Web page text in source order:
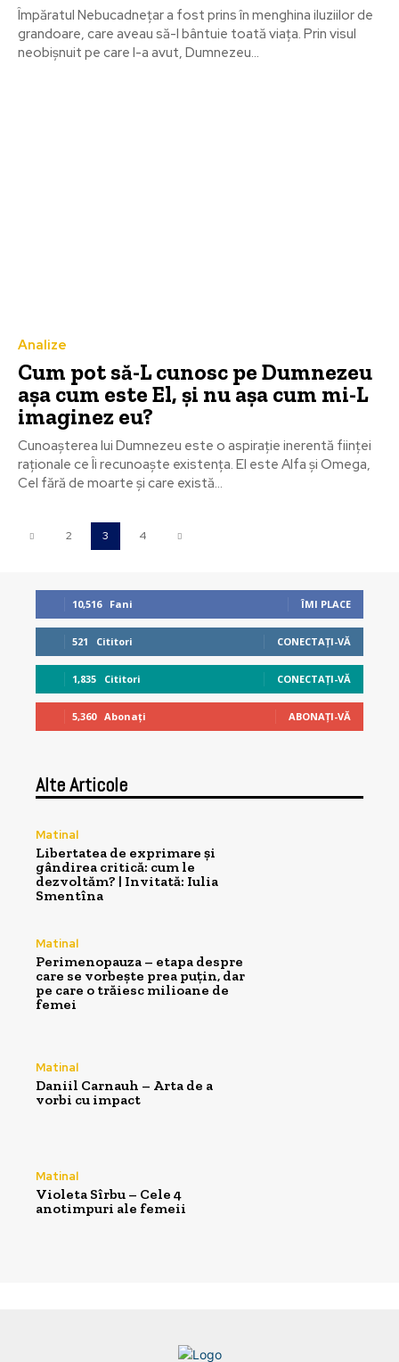
Împăratul Nebucadneţar a fost prins în menghina iluziilor de
grandoare, care aveau să-l bântuie toată viaţa. Prin visul
neobișnuit pe care l-a avut, Dumnezeu...
Analize
Cum pot să-L cunosc pe Dumnezeu
așa cum este El, și nu așa cum mi-L
imaginez eu?
Cunoașterea lui Dumnezeu este o aspiraţie inerentă fiinţei
raţionale ce Îi recunoaște existenţa. El este Alfa și Omega,
Cel fără de moarte și care există...
2 3 4
10,516 Fani ÎMI PLACE
521 Cititori CONECTAȚI-VĂ
1,835 Cititori CONECTAȚI-VĂ
5,360 Abonați ABONAȚI-VĂ
Alte Articole
Matinal
Libertatea de exprimare și
gândirea critică: cum le
dezvoltăm? | Invitată: Iulia
Smentîna
Matinal
Perimenopauza – etapa despre
care se vorbește prea puțin, dar
pe care o trăiesc milioane de
femei
Matinal
Daniil Carnauh – Arta de a
vorbi cu impact
Matinal
Violeta Sîrbu – Cele 4
anotimpuri ale femeii